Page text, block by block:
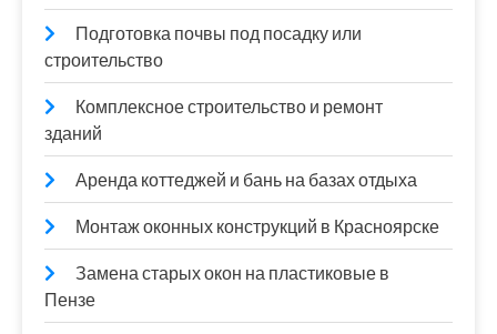
Подготовка почвы под посадку или
строительство
Комплексное строительство и ремонт
зданий
Аренда коттеджей и бань на базах отдыха
Монтаж оконных конструкций в Красноярске
Замена старых окон на пластиковые в
Пензе